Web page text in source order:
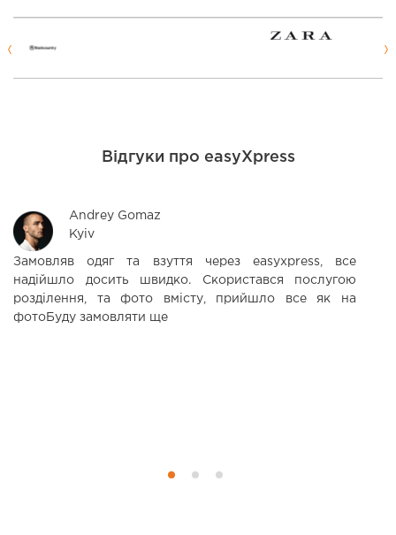
Відгуки про easyXpress
Andrey Gomaz
Kyiv
Замовляв одяг та взуття через easyxpress, все
надійшло досить швидко. Скористався послугою
розділення, та фото вмісту, прийшло все як на
фотоБуду замовляти ще